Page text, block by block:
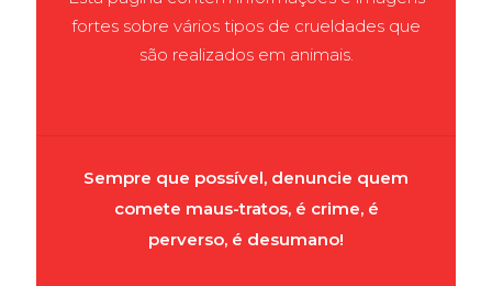
fortes sobre vários tipos de crueldades que
são realizados em animais.
Sempre que possível, denuncie quem
comete maus-tratos, é crime, é
perverso, é desumano!